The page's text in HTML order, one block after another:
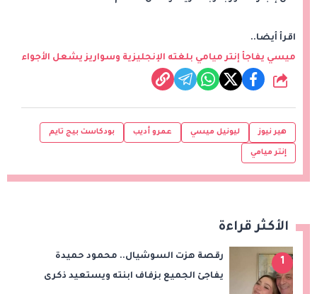
اقرأ أيضا..
ميسي يفاجأ إنتر ميامي بلغته الإنجليزية وسواريز يشعل الأجواء
شارك
هير نيوز ليونيل ميسي عمرو أديب بودكاست بيج تايم
إنتر ميامي
الأكثر قراءة
1
رقصة هزت السوشيال.. محمود حميدة
يفاجئ الجميع بزفاف ابنته ويستعيد ذكرى